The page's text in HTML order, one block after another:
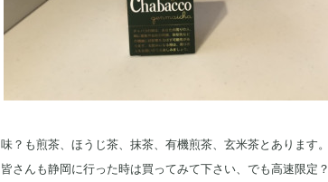
味？も煎茶、ほうじ茶、抹茶、有機煎茶、玄米茶とあります。
皆さんも静岡に行った時は買ってみて下さい、でも高速限定？